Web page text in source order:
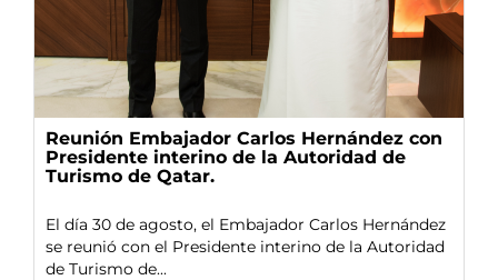
Reunión Embajador Carlos Hernández con
Presidente interino de la Autoridad de
Turismo de Qatar.
El día 30 de agosto, el Embajador Carlos Hernández
se reunió con el Presidente interino de la Autoridad
de Turismo de...